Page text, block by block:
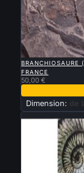
 APERÇU
BRANCHIOSAURE
FRANCE
50,00 €
Dimension: de
Nouveau